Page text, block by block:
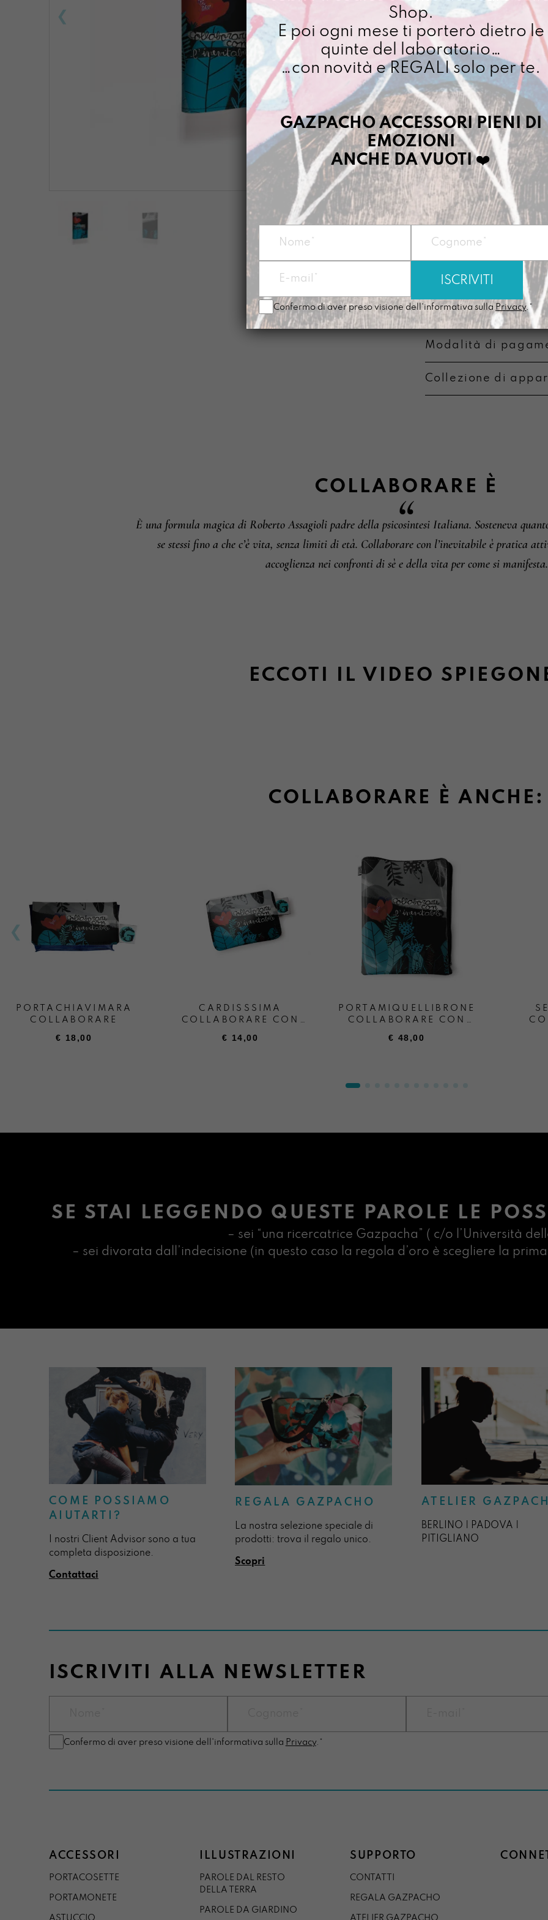
Cuciamo ogni ordine
4/5 giorni lavorativi,
importo superiore ai
Dettagli prodotto
Nato come
diventa subito il
di viaggi che di
Vegan
Misura:10 X 13,7
Materiale:
Prodotta nel
Lavabile a mano
componente
Modalità di
Collezione di
COLLABORARE È
È una formula magica di Roberto Assagioli padre della psicosintesi Italiana. Sosteneva
se stessi fino a che c’è vita, senza limiti di età. Collaborare con l’inevitabile è pratica
accoglienza nei confronti di sè e della vita per come si manifesta.
ECCOTI IL VIDEO
COLLABORARE È ANCHE:
PORTACHIAVIMARA
COLLABORARE
€ 18,00
CARDISSSIMA
COLLABORARE CON
€ 14,00
PORTAMIQUELLIBRONE
COLLABORARE CON
€ 48,00
SE STAI LEGGENDO QUESTE PAROLE LE
– sei “una ricercatrice Gazpacha” ( c/o l’Università
– sei divorata dall’indecisione (in questo caso la regola d’oro è scegliere la
COME POSSIAMO
AIUTARTI?
I nostri Client Advisor sono a tua
completa disposizione.
Contattaci
REGALA GAZPACHO
La nostra selezione speciale di
prodotti: trova il regalo unico.
Scopri
ATELIER
BERLINO | PADOVA |
PITIGLIANO
ISCRIVITI ALLA NEWSLETTER
Confermo di aver preso visione dell'informativa sulla Privacy.*
ACCESSORI
PORTACOSETTE
PORTAMONETE
ASTUCCIO
ILLUSTRAZIONI
PAROLE DAL RESTO
DELLA TERRA
PAROLE DA GIARDINO
SUPPORTO
CONTATTI
REGALA GAZPACHO
ATELIER GAZPACHO
Shop.
E poi ogni mese ti porterò dietro le
quinte del laboratorio…
…con novità e REGALI solo per te.
GAZPACHO ACCESSORI PIENI DI
EMOZIONI
ANCHE DA VUOTI❤️
Confermo di aver preso visione dell'informativa sulla Privacy.*